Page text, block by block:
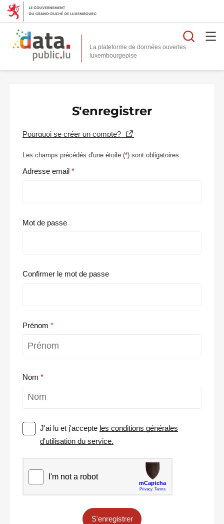
La plateforme de données ouvertes
S'enregistrer
Pourquoi se créer un compte?
Les champs précédés d'une étoile (*) sont obligatoires.
Adresse email
Mot de passe
Confirmer le mot de passe
Prénom
Nom
J'ai lu et j'accepte les conditions générales
d'utilisation du service.
S'enregistrer